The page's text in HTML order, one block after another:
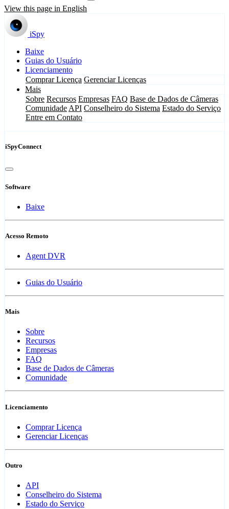
View this page in English
iSpy
Baixe
Guias do Usuário
Licenciamento
Comprar Licença Gerenciar Licenças
Mais
Sobre Recursos Empresas FAQ Base de Dados de Câmeras
Comunidade API Conselheiro do Sistema Estado do Serviço
Entre em Contato
iSpyConnect
Software
Baixe
Acesso Remoto
Agent DVR
Guias do Usuário
Mais
Sobre
Recursos
Empresas
FAQ
Base de Dados de Câmeras
Comunidade
Licenciamento
Comprar Licença
Gerenciar Licenças
Outro
API
Conselheiro do Sistema
Estado do Serviço